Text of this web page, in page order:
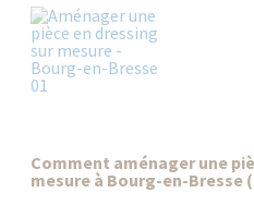
Comment aménager une
mesure à Bourg-en-Bresse